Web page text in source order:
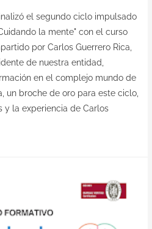
el segundo ciclo impulsado
la mente" con el curso
por Carlos Guerrero Rica,
de nuestra entidad,
en el complejo mundo de
un broche de oro para este ciclo,
y la experiencia de Carlos